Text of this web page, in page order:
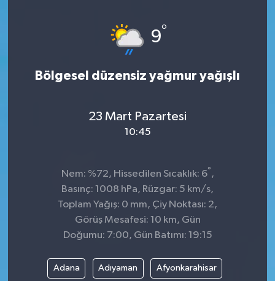
9°
Bölgesel düzensiz yağmur yağışlı
23 Mart Pazartesi
10:45
Nem: %72, Hissedilen Sıcaklık: 6° ,
Basınç: 1008 hPa, Rüzgar: 5 km/s,
Toplam Yağış: 0 mm, Çiy Noktası: 2,
Görüş Mesafesi: 10 km, Gün
Doğumu: 7:00, Gün Batımı: 19:15
Adana Adıyaman Afyonkarahisar